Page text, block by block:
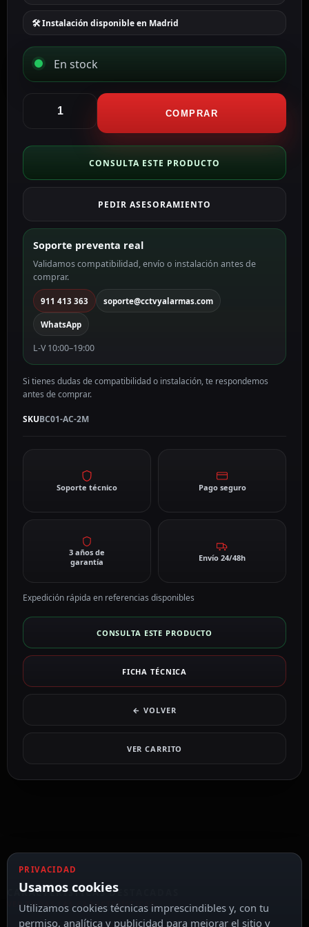
🛠 Instalación disponible en Madrid
En stock
Conector
AC
3
Macho
a
Schuko
BC01-
AC-
2M
cantidad
COMPRAR
CONSULTA ESTE PRODUCTO
PEDIR ASESORAMIENTO
Soporte preventa real
Validamos compatibilidad, envío o instalación antes de
comprar.
911 413 363 soporte@cctvyalarmas.com
WhatsApp
L-V 10:00–19:00
Si tienes dudas de compatibilidad o instalación, te respondemos
antes de comprar.
SKUBC01-AC-2M
Soporte técnico Pago seguro
3 años de
garantía
Envío 24/48h
Expedición rápida en referencias disponibles
CONSULTA ESTE PRODUCTO
FICHA TÉCNICA
← VOLVER
VER CARRITO
CARACTERÍSTICAS DESTACADAS
VER TODAS LAS CARACTERÍSTICAS
PRIVACIDAD
Usamos cookies
Utilizamos cookies técnicas imprescindibles y, con tu
permiso, analítica y publicidad para mejorar el sitio y